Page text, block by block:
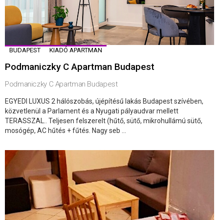
BUDAPEST KIADÓ APARTMAN
Podmaniczky C Apartman Budapest
Podmaniczky C Apartman Budapest
EGYEDI LUXUS 2 hálószobás, újépítésű lakás Budapest szívében,
közvetlenül a Parlament és a Nyugati pályaudvar mellett
TERASSZAL.. Teljesen felszerelt (hűtő, sütő, mikrohullámú sütő,
mosógép, AC hűtés + fűtés. Nagy seb ...